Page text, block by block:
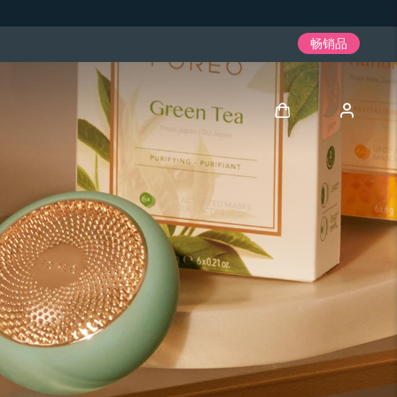
畅销品
登录
用户信息
我的设备
我的订单
我的订阅